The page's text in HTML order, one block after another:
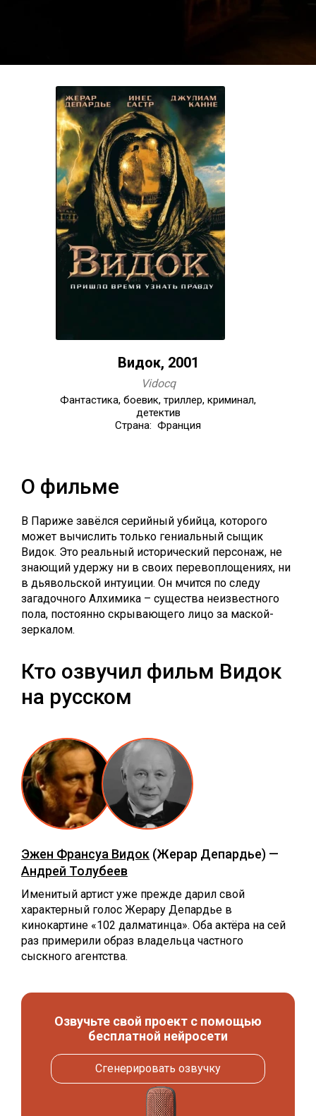
Видок, 2001
Vidocq
Фантастика, боевик, триллер, криминал,
детектив
Страна: Франция
О фильме
В Париже завёлся серийный убийца, которого
может вычислить только гениальный сыщик
Видок. Это реальный исторический персонаж, не
знающий удержу ни в своих перевоплощениях, ни
в дьявольской интуиции. Он мчится по следу
загадочного Алхимика – существа неизвестного
пола, постоянно скрывающего лицо за маской-
зеркалом.
Кто озвучил фильм Видок
на русском
Эжен Франсуа Видок (Жерар Депардье) —
Андрей Толубеев
Именитый артист уже прежде дарил свой
характерный голос Жерару Депардье в
кинокартине «102 далматинца». Оба актёра на сей
раз примерили образ владельца частного
сыскного агентства.
Озвучьте свой проект с помощью
бесплатной нейросети
Сгенерировать озвучку